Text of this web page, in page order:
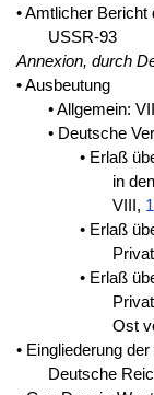
• Amtlicher
USSR-93
Annexion, durch
• Ausbeutung
• Allgemein:
• Deutsche
• Erlaß
in
VIII,
• Erlaß
• Erlaß
Ost
• Eingliederung
Deutsche